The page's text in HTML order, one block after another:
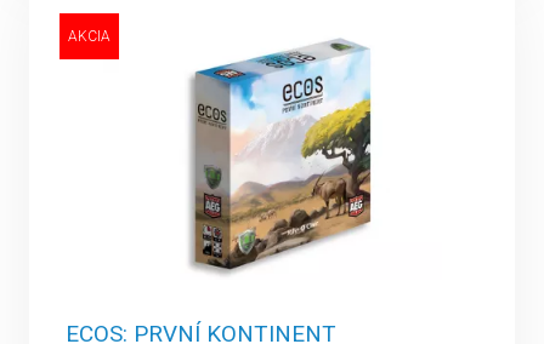
AKCIA
ECOS: PRVNÍ KONTINENT